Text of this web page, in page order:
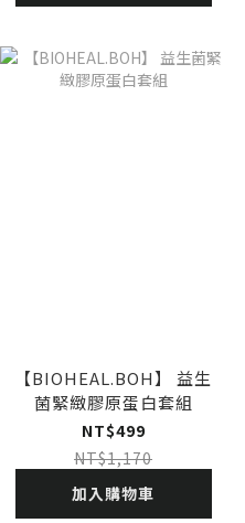
【BIOHEAL.BOH】 益生
菌緊緻膠原蛋白套組
NT$499
NT$1,170
加入購物車